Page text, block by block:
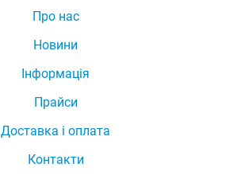
Про нас
Новини
Інформація
Прайси
Доставка і оплата
Контакти